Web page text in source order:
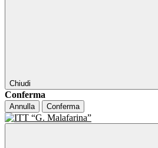
Chiudi
Conferma
Annulla Conferma